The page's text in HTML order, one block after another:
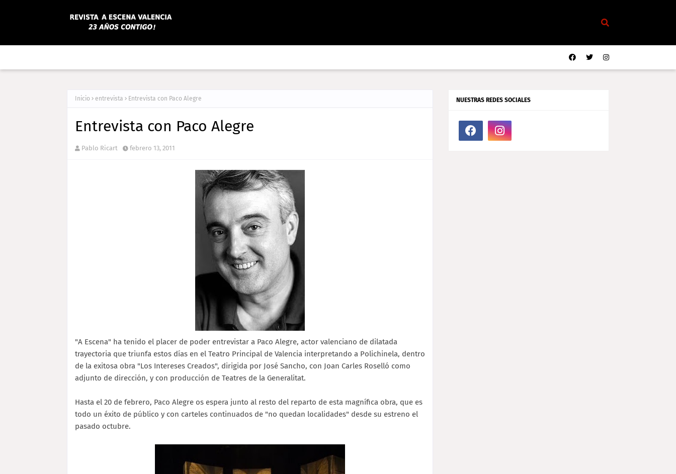
Inicio entrevista Entrevista con Paco Alegre
Entrevista con Paco Alegre
Pablo Ricart febrero 13, 2011
"A Escena" ha tenido el placer de poder entrevistar a Paco Alegre, actor valenciano de dilatada
trayectoria que triunfa estos días en el Teatro Principal de Valencia interpretando a Polichinela, dentro
de la exitosa obra "Los Intereses Creados", dirigida por José Sancho, con Joan Carles Roselló como
adjunto de dirección, y con producción de Teatres de la Generalitat.
Hasta el 20 de febrero, Paco Alegre os espera junto al resto del reparto de esta magnífica obra, que es
todo un éxito de público y con carteles continuados de "no quedan localidades" desde su estreno el
pasado octubre.
NUESTRAS REDES SOCIALES